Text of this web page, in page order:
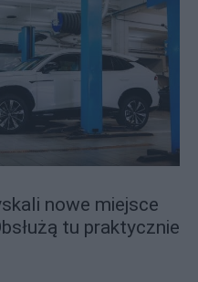
nowe miejsce
tu praktycznie